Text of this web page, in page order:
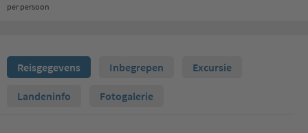
per persoon
Reisgegevens Inbegrepen Excursie
Landeninfo Fotogalerie